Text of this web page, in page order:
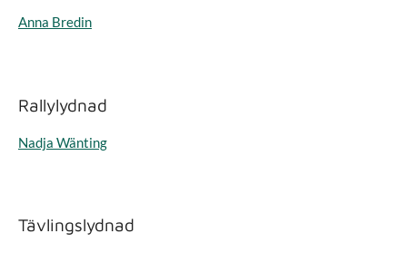
Anna Bredin
Rallylydnad
Nadja Wänting
Tävlingslydnad